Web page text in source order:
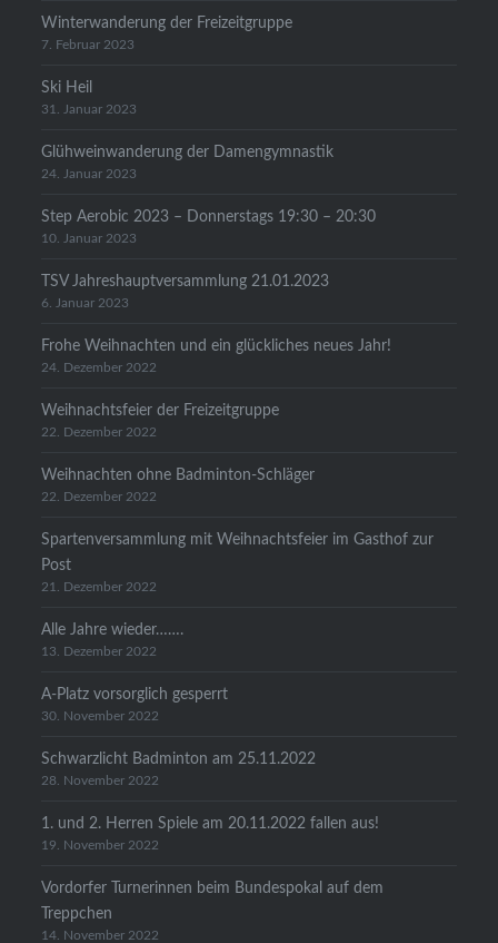
Winterwanderung der Freizeitgruppe
7. Februar 2023
Ski Heil
31. Januar 2023
Glühweinwanderung der Damengymnastik
24. Januar 2023
Step Aerobic 2023 – Donnerstags 19:30 – 20:30
10. Januar 2023
TSV Jahreshauptversammlung 21.01.2023
6. Januar 2023
Frohe Weihnachten und ein glückliches neues Jahr!
24. Dezember 2022
Weihnachtsfeier der Freizeitgruppe
22. Dezember 2022
Weihnachten ohne Badminton-Schläger
22. Dezember 2022
Spartenversammlung mit Weihnachtsfeier im Gasthof zur
Post
21. Dezember 2022
Alle Jahre wieder…….
13. Dezember 2022
A-Platz vorsorglich gesperrt
30. November 2022
Schwarzlicht Badminton am 25.11.2022
28. November 2022
1. und 2. Herren Spiele am 20.11.2022 fallen aus!
19. November 2022
Vordorfer Turnerinnen beim Bundespokal auf dem
Treppchen
14. November 2022